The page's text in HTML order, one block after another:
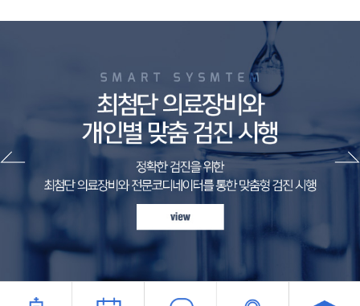
2. 민원처리 및 고객관리 서비스 제공
(2) 검사 결과 및 개인별 맞춤 SMS, E-mail 정보 제공에 이용
(3) 새로운 서비스, 새로운 건강 컨텐츠 제공 및 행사정보 등의 안내
(4) 연구 및 임상시험, 의학 관련 교육 및 실습, 수탁검사 및 진료통계 목적
(5) 소비자 기본법 제 52조에 의거한 소비자위해 정보의 수집
(6) 개인정보 처리 및 정보주체의 개인정보 열람, 정정, 삭제, 처리정지 요구 시 본인확인, 개인식별을 위함
제 4조 개인정보의 제 3자에 대한 제공
본원은 회원의 개인 정보를 개인 정보의 수집 및 이용목적에서 고지한 범위 내에서만 사용하며, 동 범위를 초
과하여 이용하거나 타인 또는 타기업, 기관에 임의로 제공하지 않습니다. 다만 이용자 본인이 허락한 경우이
거나, 관계법령에 의거 적법한 절차에 의한 정부기관의 요구가 있을 경우는 예외로 합니다.
아울러, 개인 정보를 위탁 처리할 경우에는 반드시 고객에게 위탁되는 개인 정보의 항목, 위탁 업체명, 위탁